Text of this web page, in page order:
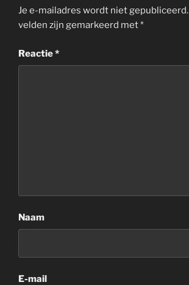
Je e-mailadres wordt niet gepubliceerd.
velden zijn gemarkeerd met*
Reactie*
Naam
E-mail